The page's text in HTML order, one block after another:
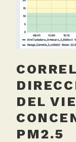
DEL
PM2.5